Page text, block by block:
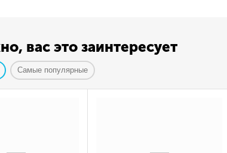
вас это заинтересует
Самые популярные